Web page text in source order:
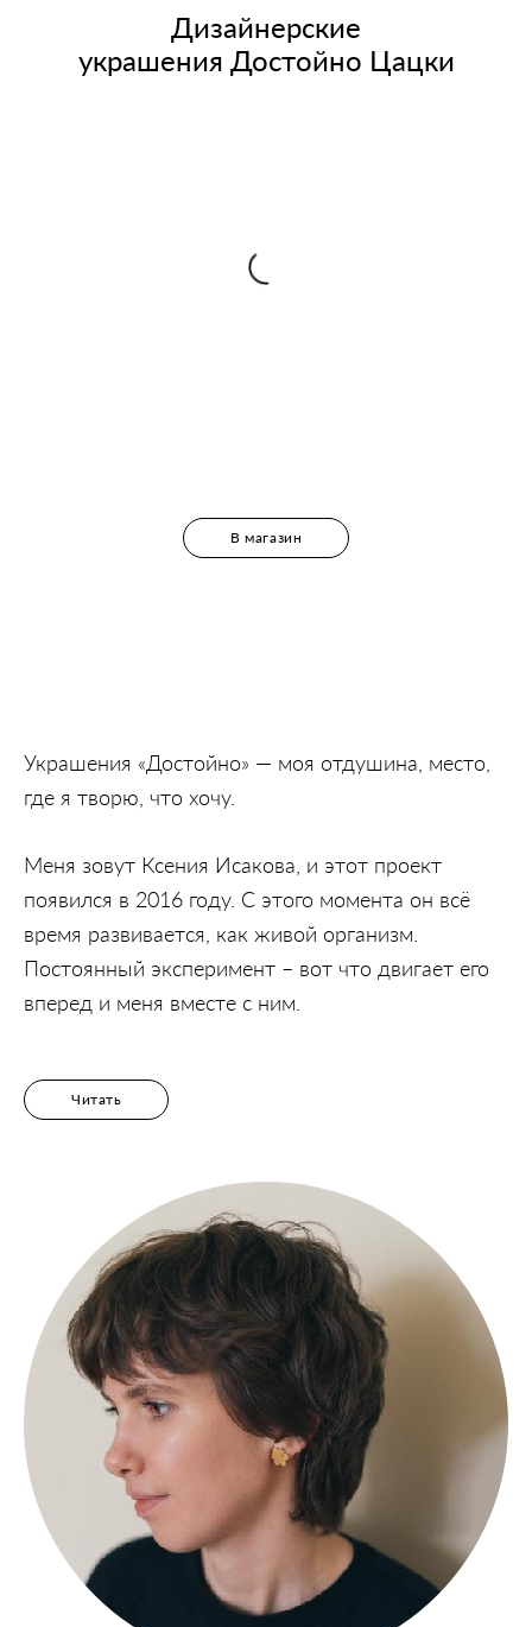
Дизайнерские
украшения Достойно Цацки
В магазин
Украшения «Достойно» — моя отдушина, место,
где я творю, что хочу.
Меня зовут Ксения Исакова, и этот проект
появился в 2016 году. С этого момента он всё
время развивается, как живой организм.
Постоянный эксперимент – вот что двигает его
вперед и меня вместе с ним.
Читать